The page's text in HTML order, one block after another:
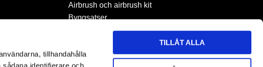
tillhandahålla
TILLÅT ALLA
Airbrush och airbrush kit
Byggsatser
Böcker & tidningar om
Byggmaterial
Figurspel